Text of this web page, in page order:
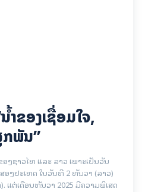
ຳ​ຂອງ​ເຊື່ອມ​​ໃຈ,
ກພັນ”
ງຊາວໄທ ແລະ ລາວ ເພາະເປັນວັນ
ງປະເທດ ໃນວັນທີ 2 ທັນວາ (ລາວ)
ແຕ່ເດືອນທັນວາ 2025 ມີຄວາມພິເສດ